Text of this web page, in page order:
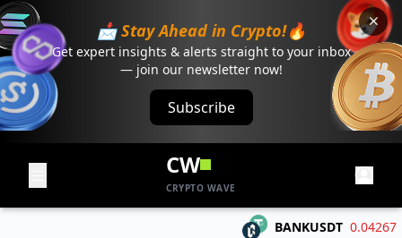
📩 Stay Ahead in Crypto!🔥
Get expert insights & alerts straight to your inbox
— join our newsletter now!
Subscribe
CW
CRYPTO WAVE
BANKUSDT 0.04267 -